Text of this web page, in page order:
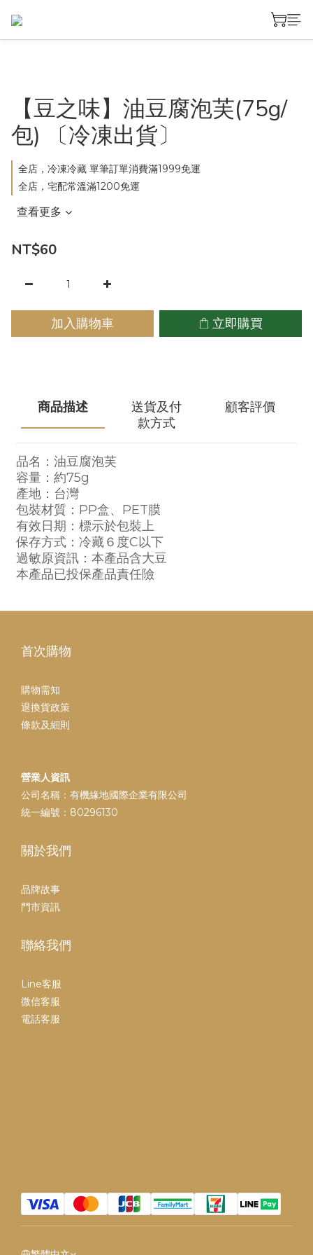
【豆之味】油豆腐泡芙(75g/
包) 〔冷凍出貨〕
全店，冷凍冷藏 單筆訂單消費滿1999免運
全店，宅配常溫滿1200免運
查看更多
NT$60
加入購物車 立即購買
商品描述
送貨及付
款方式
顧客評價
品名：油豆腐泡芙
容量：約75g
產地：台灣
包裝材質： PP盒、PET膜
有效日期：標示於包裝上
保存方式：冷藏６度C以下
過敏原資訊：本產品含大豆
本產品已投保產品責任險
首次購物
購物需知
退換貨政策
條款及細則
營業人資訊
公司名稱：有機緣地國際企業有限公司
統一編號：80296130
關於我們
品牌故事
門市資訊
聯絡我們
Line客服
微信客服
電話客服